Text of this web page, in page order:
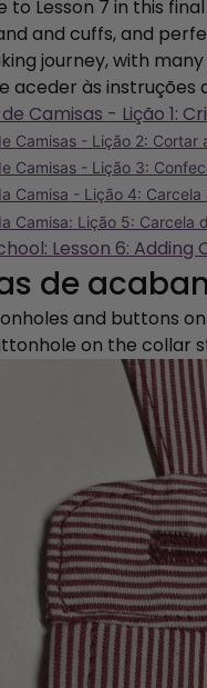
to Lesson 7 in this
and cuffs, and
journey, with
aceder às instruções
Camisas - Lição 1:
Camisas - Lição 2:
Camisas - Lição 3:
Camisa - Lição 4:
Camisa: Lição 5: Carcela
Lesson 6: Adding
de
and buttons
on the collar